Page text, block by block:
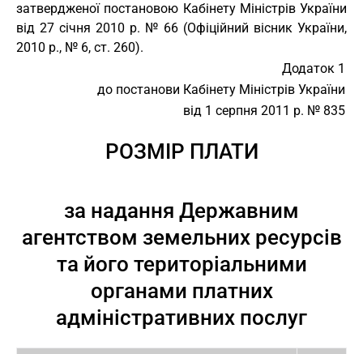
затвердженої постановою Кабінету Міністрів України
від 27 січня 2010 р. № 66 (Офіційний вісник України,
2010 р., № 6, ст. 260).
Додаток 1
до постанови Кабінету Міністрів України
від 1 серпня 2011 р. № 835
РОЗМІР ПЛАТИ
за надання Державним
агентством земельних ресурсів
та його територіальними
органами платних
адміністративних послуг